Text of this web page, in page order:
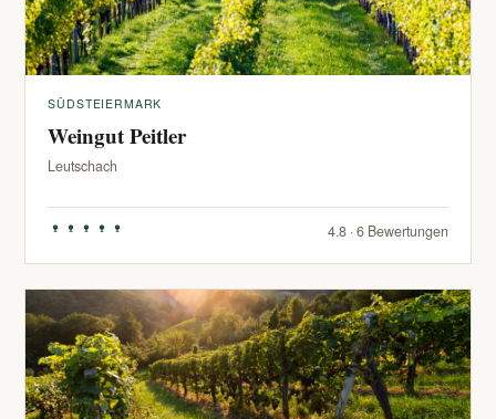
SÜDSTEIERMARK
Weingut Peitler
Leutschach
4.8 · 6 Bewertungen